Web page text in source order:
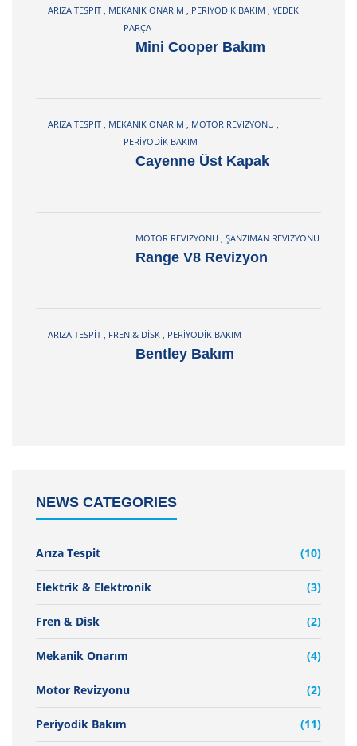
ARIZA TESPIT , MEKANIK ONARIM , PERIYODIK BAKIM , YEDEK
PARÇA
Mini Cooper Bakım
ARIZA TESPIT , MEKANIK ONARIM , MOTOR REVIZYONU ,
PERIYODIK BAKIM
Cayenne Üst Kapak
MOTOR REVIZYONU , ŞANZIMAN REVIZYONU
Range V8 Revizyon
ARIZA TESPIT , FREN & DISK , PERIYODIK BAKIM
Bentley Bakım
NEWS CATEGORIES
Arıza Tespit (10)
Elektrik & Elektronik (3)
Fren & Disk (2)
Mekanik Onarım (4)
Motor Revizyonu (2)
Periyodik Bakım (11)